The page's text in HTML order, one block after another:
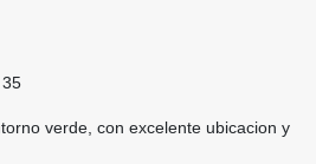
35
verde, con excelente ubicacion y